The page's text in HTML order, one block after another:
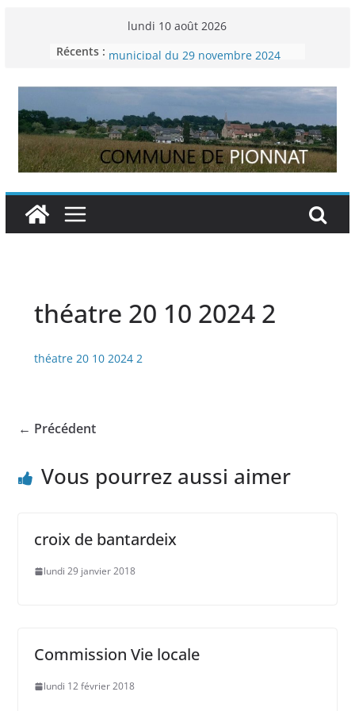
lundi 10 août 2026
Récents :
municipal du 29 novembre 2024
Voyager en Europe pour les jeunes
Liste des délibérations du conseil
municipal en date du 5/12/2024
théatre 20 10 2024 2
théatre 20 10 2024 2
← Précédent
Vous pourrez aussi aimer
croix de bantardeix
lundi 29 janvier 2018
Commission Vie locale
lundi 12 février 2018